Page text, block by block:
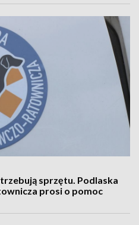
sprzętu. Podlaska
prosi o pomoc